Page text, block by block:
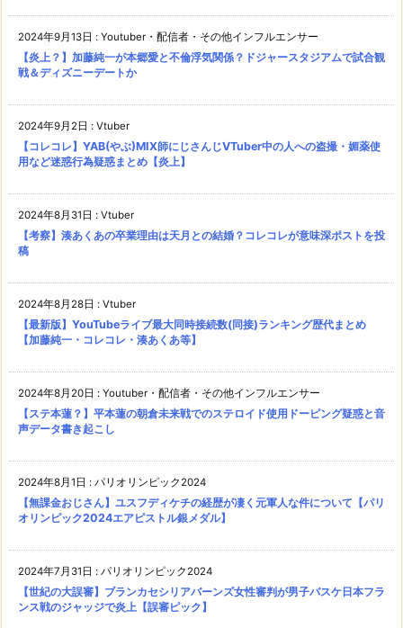
2024年9月13日 : Youtuber・配信者・その他インフルエンサー
【炎上？】加藤純一が本郷愛と不倫浮気関係？ドジャースタジアムで試合観
戦＆ディズニーデートか
2024年9月2日 : Vtuber
【コレコレ】YAB(やぶ)MIX師にじさんじVTuber中の人への盗撮・媚薬使
用など迷惑行為疑惑まとめ【炎上】
2024年8月31日 : Vtuber
【考察】湊あくあの卒業理由は天月との結婚？コレコレが意味深ポストを投
稿
2024年8月28日 : Vtuber
【最新版】YouTubeライブ最大同時接続数(同接)ランキング歴代まとめ
【加藤純一・コレコレ・湊あくあ等】
2024年8月20日 : Youtuber・配信者・その他インフルエンサー
【ステ本蓮？】平本蓮の朝倉未来戦でのステロイド使用ドーピング疑惑と音
声データ書き起こし
2024年8月1日 : パリオリンピック2024
【無課金おじさん】ユスフディケチの経歴が凄く元軍人な件について【パリ
オリンピック2024エアピストル銀メダル】
2024年7月31日 : パリオリンピック2024
【世紀の大誤審】ブランカセシリアバーンズ女性審判が男子バスケ日本フラ
ンス戦のジャッジで炎上【誤審ピック】